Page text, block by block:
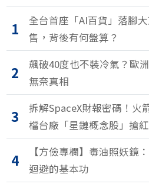
1
全台首座「AI百貨」落腳
售，背後有何盤算？
2
飆破40度也不裝冷氣？歐
無奈真相
3
拆解SpaceX財報密碼！火
檔台廠「星鏈概念股」搶
4
【方儉專欄】毒油照妖鏡
迴避的基本功